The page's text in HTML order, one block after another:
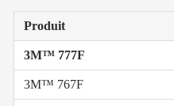
Produit
3M™ 777F
3M™ 767F